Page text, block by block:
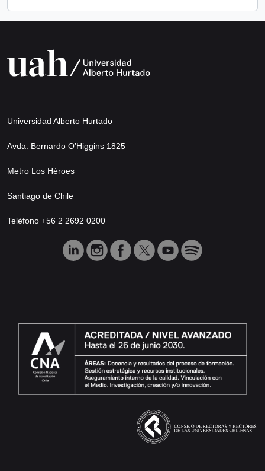
Universidad Alberto Hurtado
Avda. Bernardo O’Higgins 1825
Metro Los Héroes
Santiago de Chile
Teléfono +56 2 2692 0200